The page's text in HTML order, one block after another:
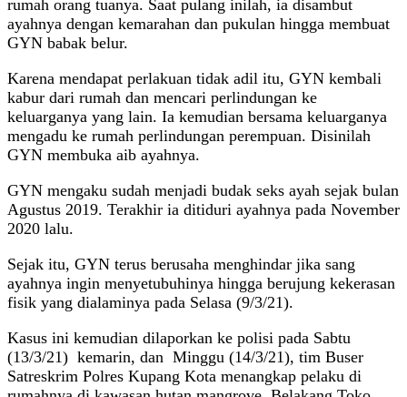
rumah orang tuanya. Saat pulang inilah, ia disambut
ayahnya dengan kemarahan dan pukulan hingga membuat
GYN babak belur.
Karena mendapat perlakuan tidak adil itu, GYN kembali
kabur dari rumah dan mencari perlindungan ke
keluarganya yang lain. Ia kemudian bersama keluarganya
mengadu ke rumah perlindungan perempuan. Disinilah
GYN membuka aib ayahnya.
GYN mengaku sudah menjadi budak seks ayah sejak bulan
Agustus 2019. Terakhir ia ditiduri ayahnya pada November
2020 lalu.
Sejak itu, GYN terus berusaha menghindar jika sang
ayahnya ingin menyetubuhinya hingga berujung kekerasan
fisik yang dialaminya pada Selasa (9/3/21).
Kasus ini kemudian dilaporkan ke polisi pada Sabtu
(13/3/21) kemarin, dan Minggu (14/3/21), tim Buser
Satreskrim Polres Kupang Kota menangkap pelaku di